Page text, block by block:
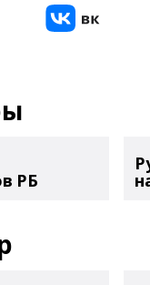
РБ